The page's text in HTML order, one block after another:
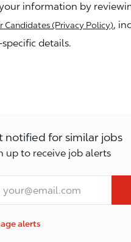
information by
Candidates (Privacy Policy),
details.
notified for similar jobs
up to receive job alerts
Email address (Required)
alerts